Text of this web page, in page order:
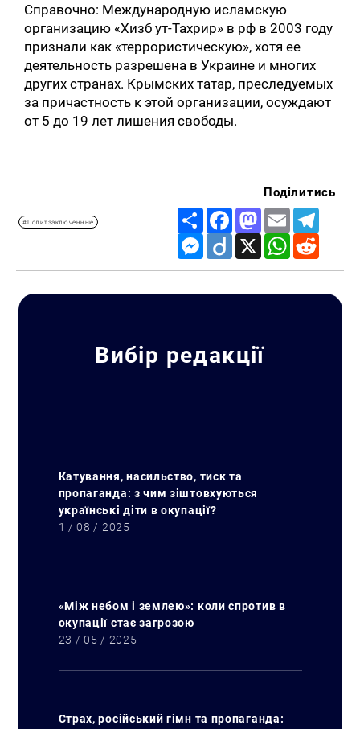
Справочно: Международную исламскую
организацию «Хизб ут-Тахрир» в рф в 2003 году
признали как «террористическую», хотя ее
деятельность разрешена в Украине и многих
других странах. Крымских татар, преследуемых
за причастность к этой организации, осуждают
от 5 до 19 лет лишения свободы.
#Политзаключенные
Поділитись
Share FacebookMastodon
Email
Messenger
Diigo X WhatsApp
Вибір редакції
Катування, насильство, тиск та
пропаганда: з чим зіштовхуються
українські діти в окупації?
1 / 08 / 2025
«Між небом і землею»: коли спротив в
окупації стає загрозою
23 / 05 / 2025
Страх, російський гімн та пропаганда: